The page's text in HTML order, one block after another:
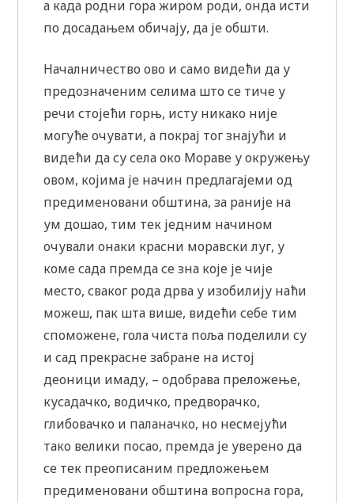
а када родни гора жиром роди, онда исти
по досадањем обичају, да је обшти.
Началничество ово и само видећи да у
предозначеним селима што се тиче у
речи стојећи горњ, исту никако није
могуће очувати, а покрај тог знајући и
видећи да су села око Мораве у окружењу
овом, којима је начин предлагајеми од
предименовани обштина, за раније на
ум дошао, тим тек једним начином
очували онаки красни моравски луг, у
коме сада премда се зна које је чије
место, сваког рода дрва у изобилију наћи
можеш, пак шта више, видећи себе тим
споможене, гола чиста поља поделили су
и сад прекрасне забране на истој
деоници имаду, – одобрава преложење,
кусадачко, водичко, предворачко,
глибовачко и паланачко, но несмејући
тако велики посао, премда је уверено да
се тек преописаним предложењем
предименовани обштина вопросна гора,